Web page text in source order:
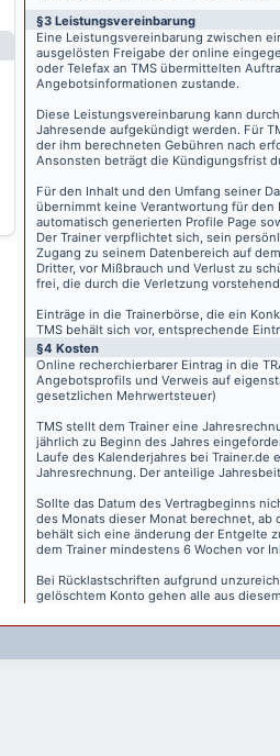
§3 Leistungsvereinbarung
Eine Leistungsvereinbarung zwischen
ausgelösten Freigabe der online
oder Telefax an TMS übermittelten
Angebotsinformationen zustande.
Diese Leistungsvereinbarung kann
Jahresende aufgekündigt werden. Für
der ihm berechneten Gebühren nach
Ansonsten beträgt die Kündigungsfrist
Für den Inhalt und den Umfang seiner
übernimmt keine Verantwortung für den
automatisch generierten Profile Page
Der Trainer verpflichtet sich, sein
Zugang zu seinem Datenbereich auf
Dritter, vor Mißbrauch und Verlust zu
frei, die durch die Verletzung
Einträge in die Trainerbörse, die ein
TMS behält sich vor, entsprechende
§4 Kosten
Online recherchierbarer Eintrag in die
Angebotsprofils und Verweis auf
gesetzlichen Mehrwertsteuer)
TMS stellt dem Trainer eine
jährlich zu Beginn des Jahres
Laufe des Kalenderjahres bei
Jahresrechnung. Der anteilige
Sollte das Datum des Vertragbeginns
des Monats dieser Monat berechnet, ab
behält sich eine änderung der Entgelte
dem Trainer mindestens 6 Wochen vor
Bei Rücklastschriften aufgrund
gelöschtem Konto gehen alle aus